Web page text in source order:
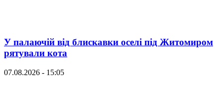
У палаючій від блискавки оселі під Житомиром
рятували кота
07.08.2026 - 15:05